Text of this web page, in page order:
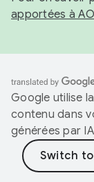
apportées à
Google utilise
contenu dans
générées par